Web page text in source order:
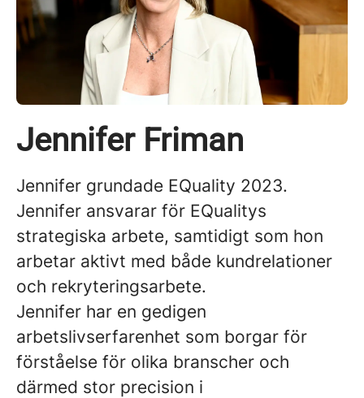
Jennifer Friman
Jennifer grundade EQuality 2023.
Jennifer ansvarar för EQualitys
strategiska arbete, samtidigt som hon
arbetar aktivt med både kundrelationer
och rekryteringsarbete.
Jennifer har en gedigen
arbetslivserfarenhet som borgar för
förståelse för olika branscher och
därmed stor precision i